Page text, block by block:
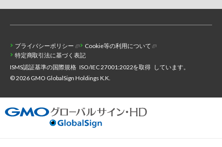
プライバシーポリシー
Cookie等の利用について
特定商取引法に基づく表記
ISMS認証基準の国際規格 ISO/IEC 27001:2022を取得 しています。
© 2026 GMO GlobalSign Holdings K.K.